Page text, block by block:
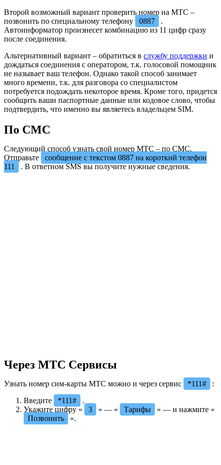
Второй возможный вариант проверить номер на МТС –
позвонить по специальному телефону
0887
.
Автоинформатор произнесет комбинацию из 11 цифр сразу
после соединения.
Альтернативный вариант – обратиться в службу поддержки и
дождаться соединения с оператором, т.к. голосовой помощник
не называет ваш телефон. Однако такой способ занимает
много времени, т.к. для разговора со специалистом
потребуется подождать некоторое время. Кроме того, придется
сообщить ваши паспортные данные или кодовое слово, чтобы
подтвердить, что именно вы являетесь владельцем SIM.
По СМС
Следующий способ узнать свой номер МТС – по СМС.
Отправьте
сообщение с текстом 0887 на короткий телефон
111
. В ответном SMS вы получите нужные сведения.
Через МТС Сервисы
Узнать номер сим-карты МТС можно и через сервис *111#
:
Введите
*111#
.
Укажите цифру «
3 » — « Тарифы
» — и нажмите «
Позвонить
».